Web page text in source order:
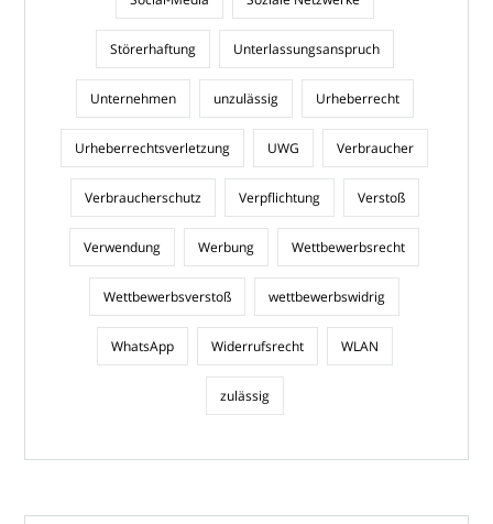
Störerhaftung Unterlassungsanspruch
Unternehmen unzulässig Urheberrecht
Urheberrechtsverletzung UWG Verbraucher
Verbraucherschutz Verpflichtung Verstoß
Verwendung Werbung Wettbewerbsrecht
Wettbewerbsverstoß wettbewerbswidrig
WhatsApp Widerrufsrecht WLAN
zulässig